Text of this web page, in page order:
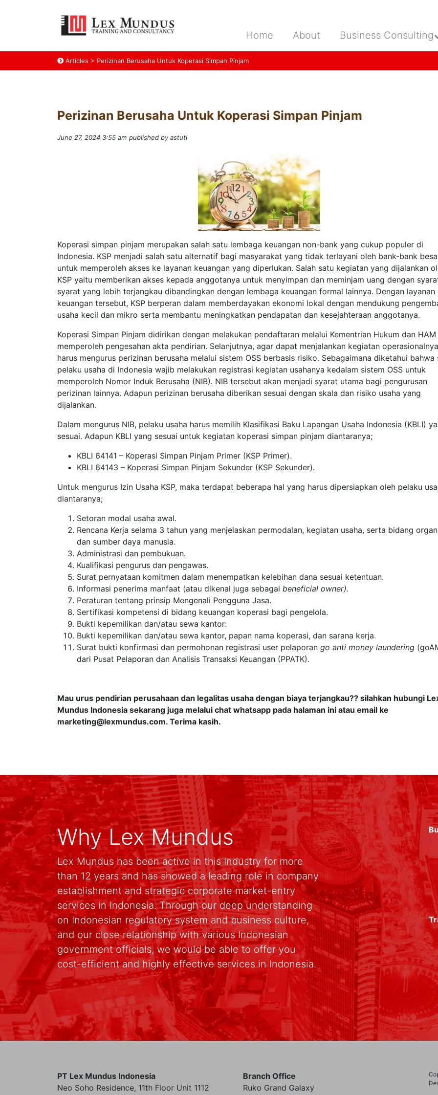
Home About Business Consulting
Articles > Perizinan Berusaha Untuk Koperasi Simpan Pinjam
Perizinan Berusaha Untuk Koperasi Simpan Pinjam
June 27, 2024 3:55 am published by astuti
Koperasi simpan pinjam merupakan salah satu lembaga keuangan non-bank yang cukup populer di
Indonesia. KSP menjadi salah satu alternatif bagi masyarakat yang tidak terlayani oleh bank-bank
untuk memperoleh akses ke layanan keuangan yang diperlukan. Salah satu kegiatan yang dijalankan
KSP yaitu memberikan akses kepada anggotanya untuk menyimpan dan meminjam uang dengan
syarat yang lebih terjangkau dibandingkan dengan lembaga keuangan formal lainnya. Dengan layanan
keuangan tersebut, KSP berperan dalam memberdayakan ekonomi lokal dengan mendukung
usaha kecil dan mikro serta membantu meningkatkan pendapatan dan kesejahteraan anggotanya.
Koperasi Simpan Pinjam didirikan dengan melakukan pendaftaran melalui Kementrian Hukum dan
memperoleh pengesahan akta pendirian. Selanjutnya, agar dapat menjalankan kegiatan
harus mengurus perizinan berusaha melalui sistem OSS berbasis risiko. Sebagaimana diketahui bahwa
pelaku usaha di Indonesia wajib melakukan registrasi kegiatan usahanya kedalam sistem OSS untuk
memperoleh Nomor Induk Berusaha (NIB). NIB tersebut akan menjadi syarat utama bagi pengurusan
perizinan lainnya. Adapun perizinan berusaha diberikan sesuai dengan skala dan risiko usaha yang
dijalankan.
Dalam mengurus NIB, pelaku usaha harus memilih Klasifikasi Baku Lapangan Usaha Indonesia (KBLI)
sesuai. Adapun KBLI yang sesuai untuk kegiatan koperasi simpan pinjam diantaranya;
KBLI 64141 – Koperasi Simpan Pinjam Primer (KSP Primer).
KBLI 64143 – Koperasi Simpan Pinjam Sekunder (KSP Sekunder).
Untuk mengurus Izin Usaha KSP, maka terdapat beberapa hal yang harus dipersiapkan oleh pelaku
diantaranya;
Setoran modal usaha awal.
Rencana Kerja selama 3 tahun yang menjelaskan permodalan, kegiatan usaha, serta bidang
dan sumber daya manusia.
Administrasi dan pembukuan.
Kualifikasi pengurus dan pengawas.
Surat pernyataan komitmen dalam menempatkan kelebihan dana sesuai ketentuan.
Informasi penerima manfaat (atau dikenal juga sebagai beneficial owner).
Peraturan tentang prinsip Mengenali Pengguna Jasa.
Sertifikasi kompetensi di bidang keuangan koperasi bagi pengelola.
Bukti kepemilikan dan/atau sewa kantor:
Bukti kepemilikan dan/atau sewa kantor, papan nama koperasi, dan sarana kerja.
Surat bukti konfirmasi dan permohonan registrasi user pelaporan go anti money laundering
dari Pusat Pelaporan dan Analisis Transaksi Keuangan (PPATK).
Mau urus pendirian perusahaan dan legalitas usaha dengan biaya terjangkau?? silahkan hubungi
Mundus Indonesia sekarang juga melalui chat whatsapp pada halaman ini atau email ke
marketing@lexmundus.com. Terima kasih.
Why Lex Mundus
Lex Mundus has been active in this Industry for more
than 12 years and has showed a leading role in company
establishment and strategic corporate market-entry
services in Indonesia. Through our deep understanding
on Indonesian regulatory system and business culture,
and our close relationship with various Indonesian
government officials, we would be able to offer you
cost-efficient and highly effective services in Indonesia.
PT Lex Mundus Indonesia
Neo Soho Residence, 11th Floor Unit 1112
Branch Office
Ruko Grand Galaxy